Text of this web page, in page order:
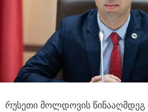
რუსეთი მოლდოვის